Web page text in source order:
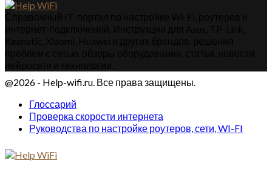
@2026 - Help-wifi.ru. Все права защищены.
Глоссарий
Проверка скорости интернета
Руководства по настройке роутеров, сети, WI-FI